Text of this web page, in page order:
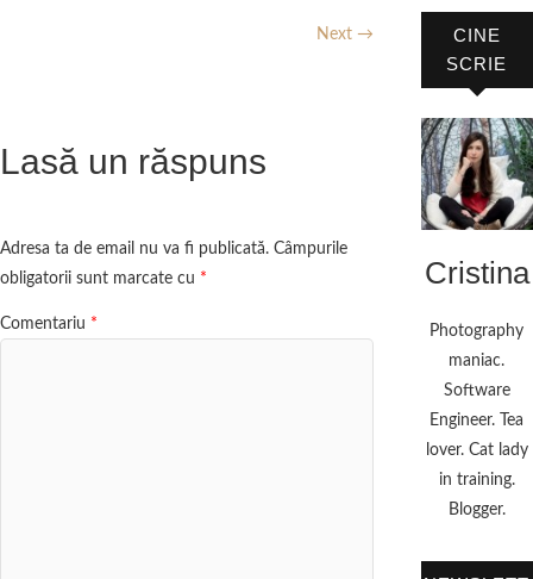
Next →
Lasă un răspuns
Adresa ta de email nu va fi publicată. Câmpurile
obligatorii sunt marcate cu *
Comentariu *
CINE
SCRIE
Cristina
Photography
maniac.
Software
Engineer. Tea
lover. Cat lady
in training.
Blogger.